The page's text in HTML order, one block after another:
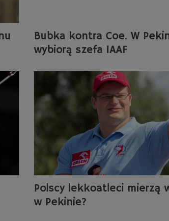
Bubka kontra Coe. W
wybiorą szefa IAAF
Polscy lekkoatleci mierzą
w Pekinie?